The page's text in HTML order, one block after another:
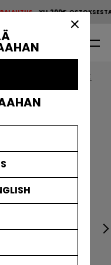
YLI 200€
TOIMITUS
Jetspeed Mailat